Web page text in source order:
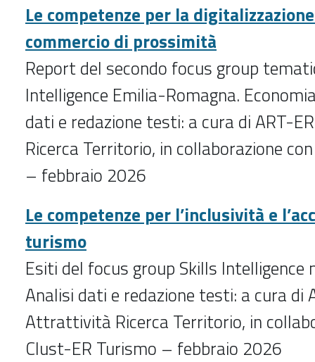
Le competenze per la
commercio di prossimità
Report del secondo focus group
Intelligence Emilia-Romagna.
dati e redazione testi: a cura di ART-
Ricerca Territorio, in collaborazione
– febbraio 2026
Le competenze per l’inclusività e
turismo
Esiti del focus group Skills Intelligence
Analisi dati e redazione testi: a cura di
Attrattività Ricerca Territorio, in
Clust-ER Turismo – febbraio 2026